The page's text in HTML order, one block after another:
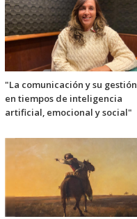
"La comunicación y su gestión
en tiempos de inteligencia
artificial, emocional y social"